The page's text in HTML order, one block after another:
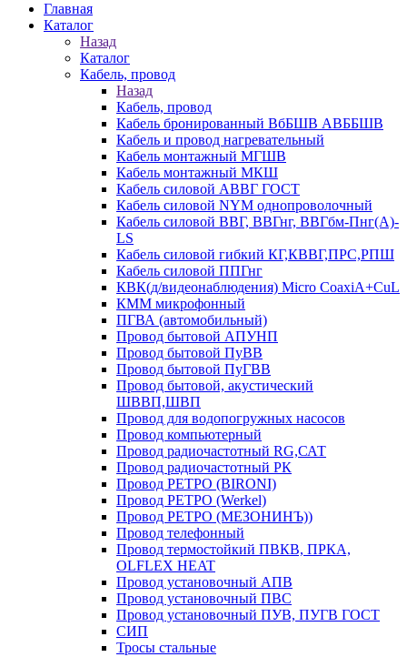
Главная
Каталог
Назад
Каталог
Кабель, провод
Назад
Кабель, провод
Кабель бронированный ВбБШВ АВББШВ
Кабель и провод нагревательный
Кабель монтажный МГШВ
Кабель монтажный МКШ
Кабель силовой АВВГ ГОСТ
Кабель силовой NYM однопроволочный
Кабель силовой ВВГ, ВВГнг, ВВГбм-Пнг(А)-
LS
Кабель силовой гибкий КГ,КВВГ,ПРС,РПШ
Кабель силовой ППГнг
КВК(д/видеонаблюдения) Micro CoaxiA+CuL
КММ микрофонный
ПГВА (автомобильный)
Провод бытовой АПУНП
Провод бытовой ПуВВ
Провод бытовой ПуГВВ
Провод бытовой, акустический
ШВВП,ШВП
Провод для водопогружных насосов
Провод компьютерный
Провод радиочастотный RG,САТ
Провод радиочастотный РК
Провод РЕТРО (BIRONI)
Провод РЕТРО (Werkel)
Провод РЕТРО (МЕЗОНИНЪ))
Провод телефонный
Провод термостойкий ПВКВ, ПРКА,
OLFLEX HEAT
Провод установочный АПВ
Провод установочный ПВС
Провод установочный ПУВ, ПУГВ ГОСТ
СИП
Тросы стальные